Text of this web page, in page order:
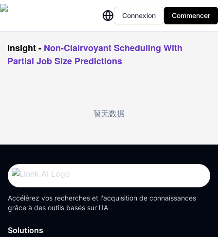
Connexion Commencer
Insight- Non-Clairvoyant Scheduling With
Partial Job Size Predictions
暂无数据
Accélérez vos recherches et l'acquisition de connaissances
grâce à des outils basés sur l'IA
Solutions